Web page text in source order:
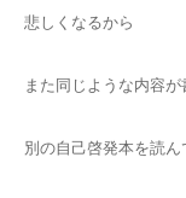
悲しくなるから
また同じような内容が
別の自己啓発本を読